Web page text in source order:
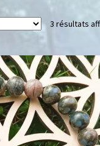
3 résultats